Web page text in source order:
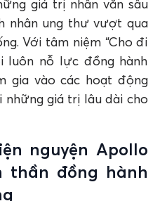
giá trị nhân văn sâu
nhân ung thư vượt qua
Với tâm niệm “Cho đi
luôn nỗ lực đồng hành
gia vào các hoạt động
những giá trị lâu dài cho
nguyện Apollo
thần đồng hành